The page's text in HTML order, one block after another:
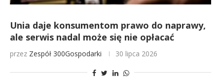
Unia daje konsumentom prawo do naprawy,
ale serwis nadal może się nie opłacać
przez Zespół 300Gospodarki 30 lipca 2026